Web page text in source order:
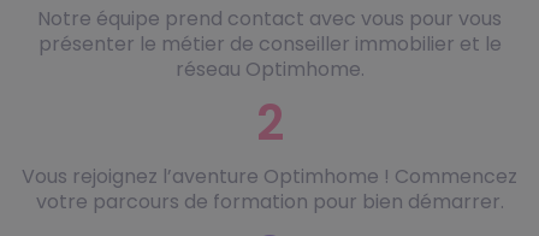
Notre équipe prend contact avec vous pour vous
présenter le métier de conseiller immobilier et le
réseau Optimhome.
2
Vous rejoignez l’aventure Optimhome ! Commencez
votre parcours de formation pour bien démarrer.